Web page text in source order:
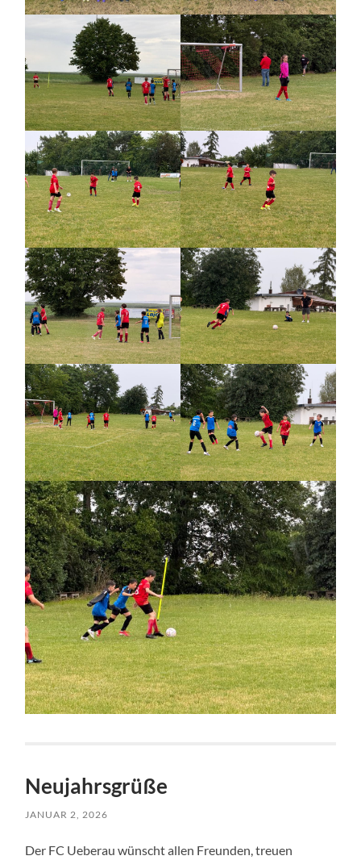
Neujahrsgrüße
JANUAR 2, 2026
Der FC Ueberau wünscht allen Freunden, treuen